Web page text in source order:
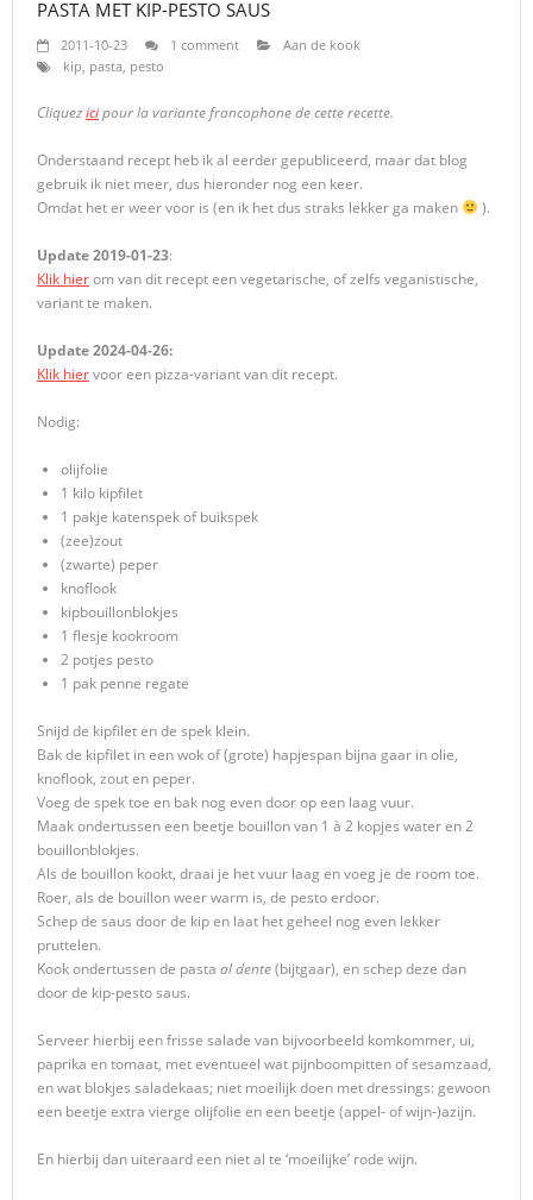
PASTA MET KIP-PESTO SAUS
2011-10-23 1 comment
Aan de kook
kip, pasta, pesto
Cliquezicipour la variante francophone de cette recette.
Onderstaand recept heb ik al eerder gepubliceerd, maar dat blog
gebruik ik niet meer, dus hieronder nog een keer.
Omdat het er weer voor is (en ik het dus straks lekker ga maken
).
Update 2019-01-23:
Klik hierom van dit recept een vegetarische, of zelfs veganistische,
variant te maken.
Update 2024-04-26:
Klik hiervoor een pizza-variant van dit recept.
Nodig:
olijfolie
1 kilo kipfilet
1 pakje katenspek of buikspek
(zee)zout
(zwarte) peper
knoflook
kipbouillonblokjes
1 flesje kookroom
2 potjes pesto
1 pak penne regate
Snijd de kipfilet en de spek klein.
Bak de kipfilet in een wok of (grote) hapjespan bijna gaar in olie,
knoflook, zout en peper.
Voeg de spek toe en bak nog even door op een laag vuur.
Maak ondertussen een beetje bouillon van 1 à 2 kopjes water en 2
bouillonblokjes.
Als de bouillon kookt, draai je het vuur laag en voeg je de room toe.
Roer, als de bouillon weer warm is, de pesto erdoor.
Schep de saus door de kip en laat het geheel nog even lekker
pruttelen.
Kook ondertussen de pasta al dente(bijtgaar), en schep deze dan
door de kip-pesto saus.
Serveer hierbij een frisse salade van bijvoorbeeld komkommer, ui,
paprika en tomaat, met eventueel wat pijnboompitten of sesamzaad,
en wat blokjes saladekaas; niet moeilijk doen met dressings: gewoon
een beetje extra vierge olijfolie en een beetje (appel- of wijn-)azijn.
En hierbij dan uiteraard een niet al te ‘moeilijke’ rode wijn.